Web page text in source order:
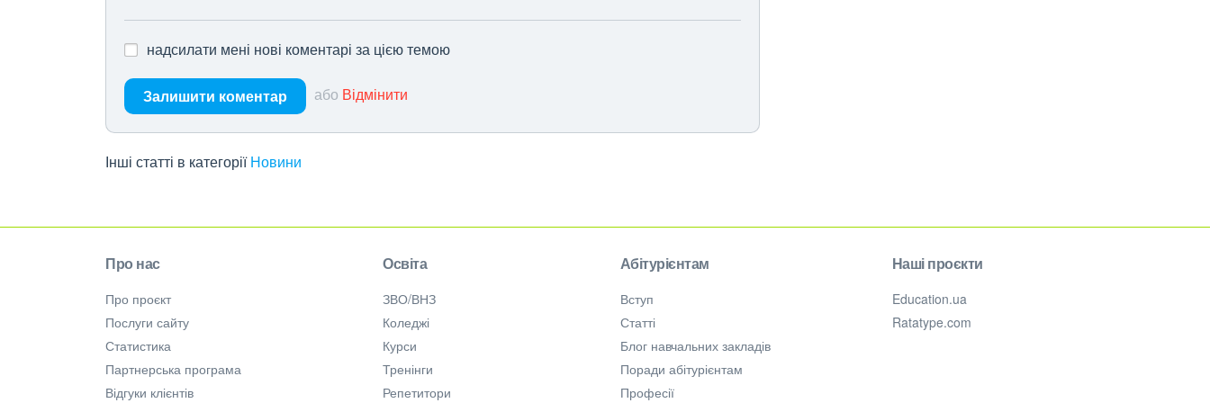
надсилати мені нові коментарі за цією темою
Залишити коментар або Відмінити
Інші статті в категорії Новини
Про нас
Про проєкт
Послуги сайту
Статистика
Партнерська програма
Відгуки клієнтів
Освіта
ЗВО/ВНЗ
Коледжі
Курси
Тренінги
Репетитори
Абітурієнтам
Вступ
Статті
Блог навчальних закладів
Поради абітурієнтам
Професії
Наші проєкти
Education.ua
Ratatype.com